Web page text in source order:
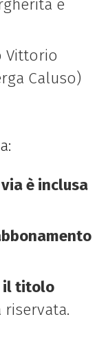
e
Vittorio
Caluso)
è inclusa
il titolo